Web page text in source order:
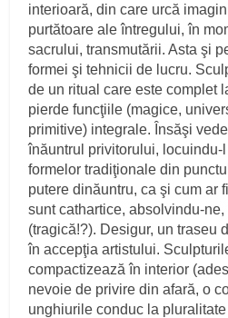
interioară, din care urcă
purtătoare ale întregului, în
sacrului, transmutării. Asta şi
formei şi tehnicii de lucru.
de un ritual care este complet
pierde funcţiile (magice,
primitive) integrale. Însăşi
înăuntrul privitorului, locuindu-
formelor tradiţionale din
putere dinăuntru, ca şi cum ar
sunt cathartice, absolvindu-
(tragică!?). Desigur, un traseu
în accepţia artistului.
compactizează în interior
nevoie de privire din afară, o
unghiurile conduc la